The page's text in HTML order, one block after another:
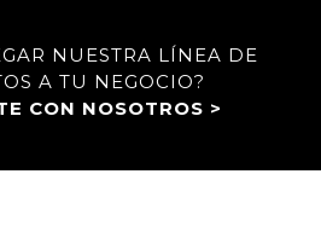
NUESTRA LÍNEA DE
A TU NEGOCIO?
CON NOSOTROS >